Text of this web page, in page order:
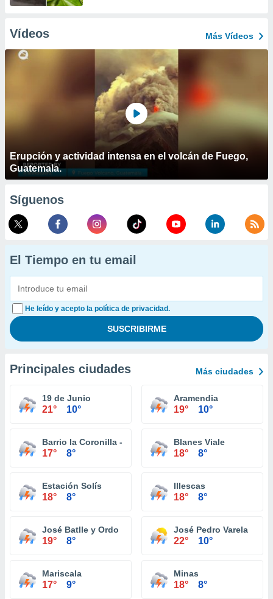
Vídeos Más Vídeos
Erupción y actividad intensa en el volcán de Fuego,
Guatemala.
Síguenos
El Tiempo en tu email
He leído y acepto la política de privacidad.
Principales ciudades Más ciudades
19 de Junio
21° 10°
Aramendia
19° 10°
Barrio la Coronilla - Ancap
17° 8°
Blanes Viale
18° 8°
Estación Solís
18° 8°
Illescas
18° 8°
José Batlle y Ordo
19° 8°
José Pedro Varela
22° 10°
Mariscala
17° 9°
Minas
18° 8°